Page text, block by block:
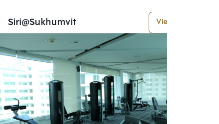
Siri@Sukhumvit View More